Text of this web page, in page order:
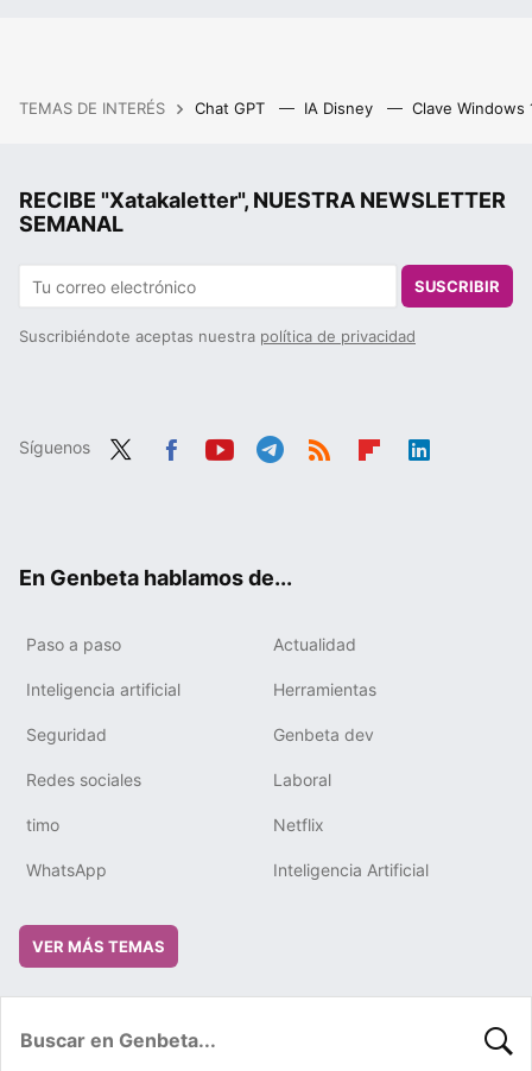
TEMAS DE INTERÉS Chat GPT IA Disney Clave Windows
RECIBE "Xatakaletter", NUESTRA NEWSLETTER
SEMANAL
SUSCRIBIR
Suscribiéndote aceptas nuestra política de privacidad
Síguenos
En Genbeta hablamos de...
Paso a paso Actualidad
Inteligencia artificial Herramientas
Seguridad Genbeta dev
Redes sociales Laboral
timo Netflix
WhatsApp Inteligencia Artificial
VER MÁS TEMAS